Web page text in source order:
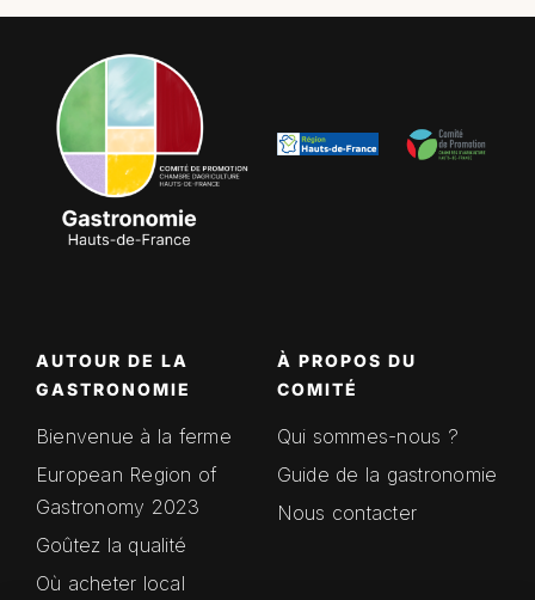
AUTOUR DE LA
GASTRONOMIE
Bienvenue à la ferme
European Region of
Gastronomy 2023
Goûtez la qualité
Où acheter local
À PROPOS DU
COMITÉ
Qui sommes-nous ?
Guide de la gastronomie
Nous contacter